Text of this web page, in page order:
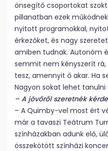
önsegítő csoportokat
pillanatban ezek
nyitott programokkal,
érkezőket, és nagy
amiben tudnak. Autonóm
semmit nem kényszerít
tesz, amennyit ő akar. Ha
Nagyon sokat lehet
– A jövőről szeretnék
– A Quimby-vel most ért
már a tavaszi Teátrum
színházakban adunk elő,
összekötött színházi